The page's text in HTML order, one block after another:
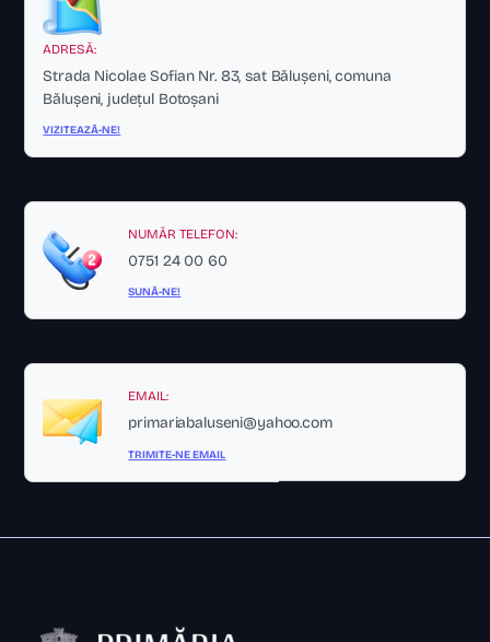
ADRESĂ:
Strada Nicolae Sofian Nr. 83, sat Bălușeni, comuna
Bălușeni, județul Botoșani
VIZITEAZĂ-NE!
NUMĂR TELEFON:
0751 24 00 60
SUNĂ-NE!
EMAIL:
primariabaluseni@yahoo.com
TRIMITE-NE EMAIL